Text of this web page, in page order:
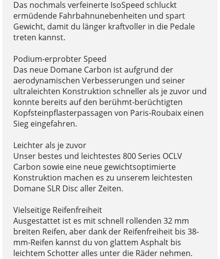
Das nochmals verfeinerte IsoSpeed schluckt
ermüdende Fahrbahnunebenheiten und spart
Gewicht, damit du länger kraftvoller in die Pedale
treten kannst.
Podium-erprobter Speed
Das neue Domane Carbon ist aufgrund der
aerodynamischen Verbesserungen und seiner
ultraleichten Konstruktion schneller als je zuvor und
konnte bereits auf den berühmt-berüchtigten
Kopfsteinpflasterpassagen von Paris-Roubaix einen
Sieg eingefahren.
Leichter als je zuvor
Unser bestes und leichtestes 800 Series OCLV
Carbon sowie eine neue gewichtsoptimierte
Konstruktion machen es zu unserem leichtesten
Domane SLR Disc aller Zeiten.
Vielseitige Reifenfreiheit
Ausgestattet ist es mit schnell rollenden 32 mm
breiten Reifen, aber dank der Reifenfreiheit bis 38-
mm-Reifen kannst du von glattem Asphalt bis
leichtem Schotter alles unter die Räder nehmen.